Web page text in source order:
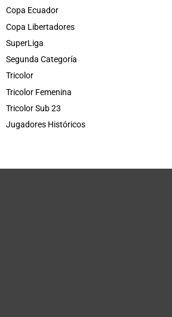
Copa Ecuador
Copa Libertadores
SuperLiga
Segunda Categoría
Tricolor
Tricolor Femenina
Tricolor Sub 23
Jugadores Históricos